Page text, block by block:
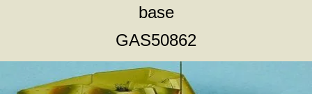
base
GAS50862